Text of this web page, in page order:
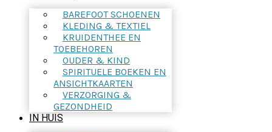
BAREFOOT SCHOENEN
KLEDING & TEXTIEL
KRUIDENTHEE EN
TOEBEHOREN
OUDER & KIND
SPIRITUELE BOEKEN EN
ANSICHTKAARTEN
VERZORGING &
GEZONDHEID
IN HUIS